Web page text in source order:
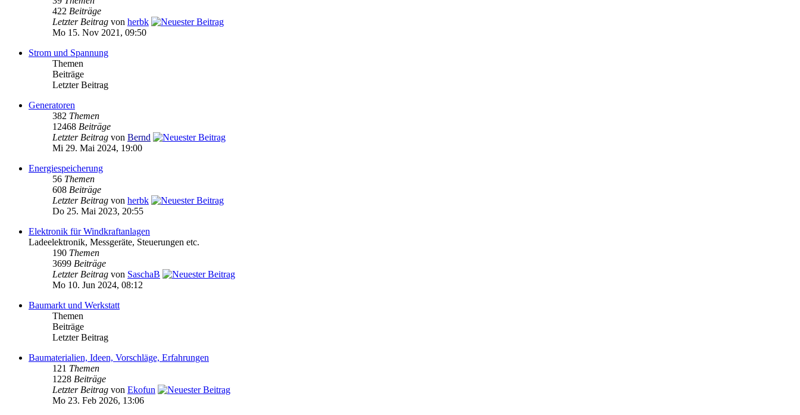
422 Beiträge
Letzter Beitrag von herbk
Mo 15. Nov 2021, 09:50
Strom und Spannung
Themen
Beiträge
Letzter Beitrag
Generatoren
382 Themen
12468 Beiträge
Letzter Beitrag von Bernd
Mi 29. Mai 2024, 19:00
Energiespeicherung
56 Themen
608 Beiträge
Letzter Beitrag von herbk
Do 25. Mai 2023, 20:55
Elektronik für Windkraftanlagen
Ladeelektronik, Messgeräte, Steuerungen etc.
190 Themen
3699 Beiträge
Letzter Beitrag von SaschaB
Mo 10. Jun 2024, 08:12
Baumarkt und Werkstatt
Themen
Beiträge
Letzter Beitrag
Baumaterialien, Ideen, Vorschläge, Erfahrungen
121 Themen
1228 Beiträge
Letzter Beitrag von Ekofun
Mo 23. Feb 2026, 13:06